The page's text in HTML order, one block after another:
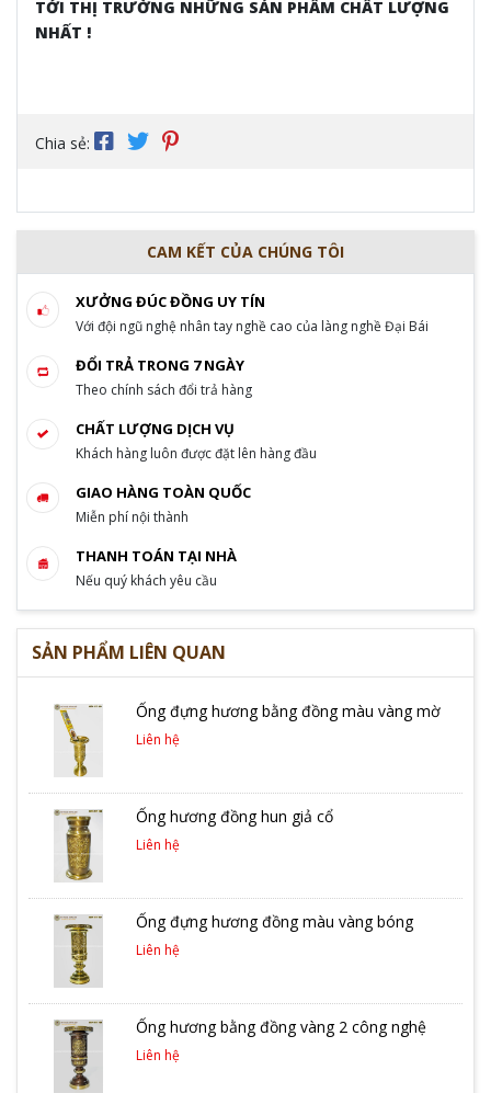
TỚI THỊ TRƯỜNG NHỮNG SẢN PHẨM CHẤT LƯỢNG
NHẤT !
Chia sẻ:
CAM KẾT CỦA CHÚNG TÔI
XƯỞNG ĐÚC ĐỒNG UY TÍN
Với đội ngũ nghệ nhân tay nghề cao của làng nghề Đại Bái
ĐỔI TRẢ TRONG 7 NGÀY
Theo chính sách đổi trả hàng
CHẤT LƯỢNG DỊCH VỤ
Khách hàng luôn được đặt lên hàng đầu
GIAO HÀNG TOÀN QUỐC
Miễn phí nội thành
THANH TOÁN TẠI NHÀ
Nếu quý khách yêu cầu
SẢN PHẨM LIÊN QUAN
Ống đựng hương bằng đồng màu vàng mờ
Liên hệ
Ống hương đồng hun giả cổ
Liên hệ
Ống đựng hương đồng màu vàng bóng
Liên hệ
Ống hương bằng đồng vàng 2 công nghệ
Liên hệ